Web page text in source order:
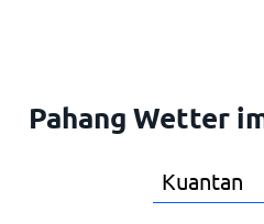
Pahang Wetter